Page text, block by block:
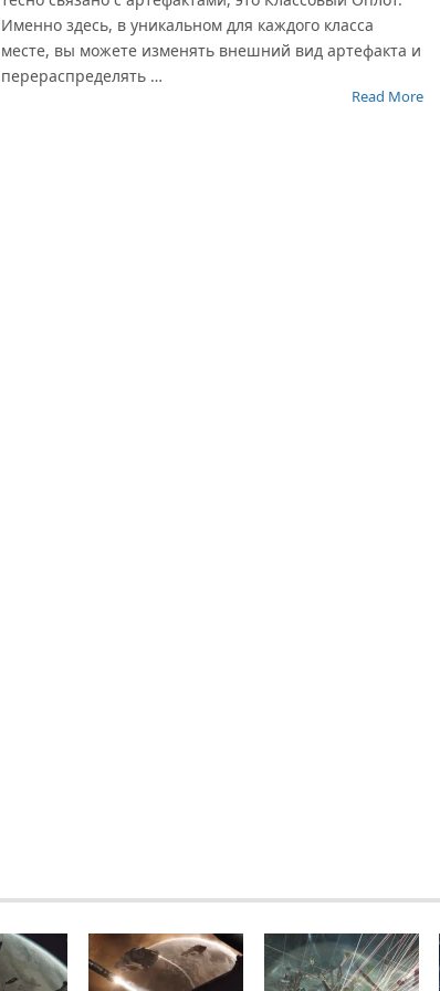
Именно здесь, в уникальном для каждого класса
месте, вы можете изменять внешний вид артефакта и
перераспределять …
Read More